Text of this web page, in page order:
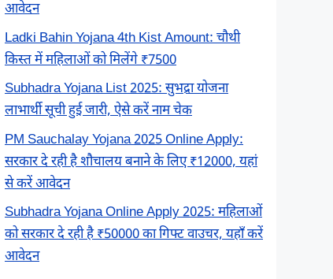
आवेदन
Ladki Bahin Yojana 4th Kist Amount: चौथी
किस्त में महिलाओं को मिलेंगे ₹7500
Subhadra Yojana List 2025: सुभद्रा योजना
लाभार्थी सूची हुई जारी, ऐसे करें नाम चेक
PM Sauchalay Yojana 2025 Online Apply:
सरकार दे रही है शौचालय बनाने के लिए ₹12000, यहां
से करें आवेदन
Subhadra Yojana Online Apply 2025: महिलाओं
को सरकार दे रही है ₹50000 का गिफ्ट वाउचर, यहाँ करें
आवेदन